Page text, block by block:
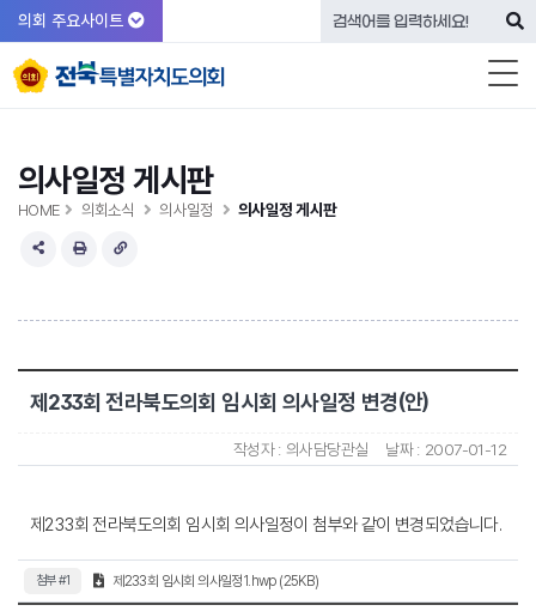
의회 주요사이트
의사일정 게시판
HOME 의회소식 의사일정 의사일정 게시판
제233회 전라북도의회 임시회 의사일정 변경(안)
작성자 : 의사담당관실 날짜 : 2007-01-12
제233회 전라북도의회 임시회 의사일정이 첨부와 같이 변경되었습니다.
첨부 #1 제233회 임시회 의사일정1.hwp (25KB)